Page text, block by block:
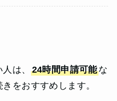
は、 24時間申請可能な
をおすすめします。